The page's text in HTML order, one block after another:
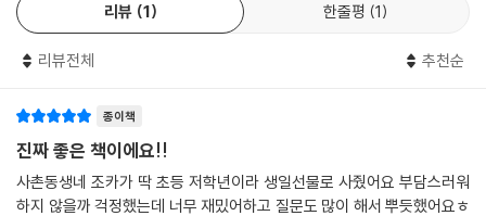
리뷰 1 한줄평 1
리뷰전체 추천순
종이책
진짜 좋은 책이에요!!
사촌동생네 조카가 딱 초등 저학년이라 생일선물로 사줬어요 부담스러워
하지 않을까 걱정했는데 너무 재밌어하고 질문도 많이 해서 뿌듯했어요ㅎ